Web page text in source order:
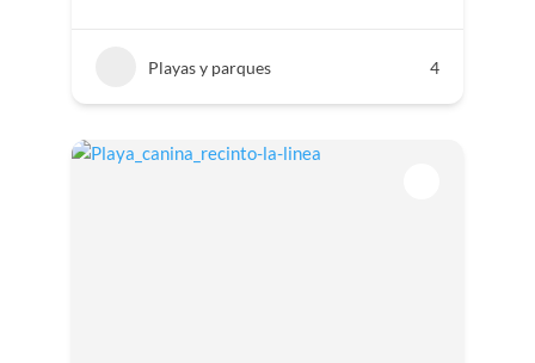
Playas y parques 4